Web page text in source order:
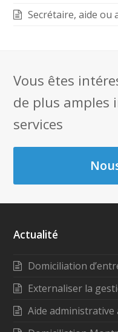
Secrétaire, aide ou
Vous êtes
de plus amples
services
Actualité
Domiciliation
Externaliser la
Aide